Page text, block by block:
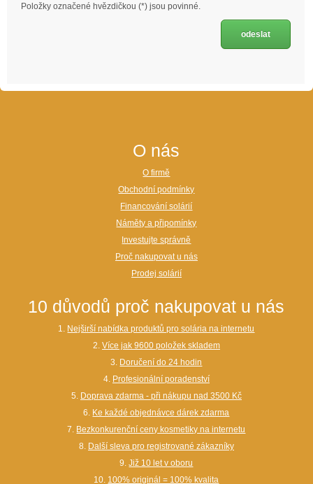
Položky označené hvězdičkou (*) jsou povinné.
O nás
O firmě
Obchodní podmínky
Financování solárií
Náměty a připomínky
Investujte správně
Proč nakupovat u nás
Prodej solárií
10 důvodů proč nakupovat u nás
1. Nejširší nabídka produktů pro solária na internetu
2. Více jak 9600 položek skladem
3. Doručení do 24 hodin
4. Profesionální poradenství
5. Doprava zdarma - při nákupu nad 3500 Kč
6. Ke každé objednávce dárek zdarma
7. Bezkonkurenční ceny kosmetiky na internetu
8. Další sleva pro registrované zákazníky
9.Již 10 let v oboru
10. 100% originál = 100% kvalita